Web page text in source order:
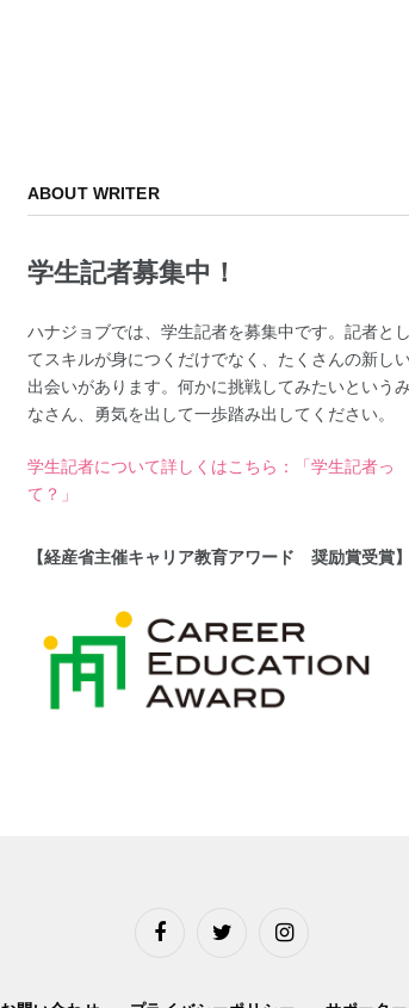
ABOUT WRITER
学生記者募集中！
ハナジョブでは、学生記者を募集中です。記者とし
てスキルが身につくだけでなく、たくさんの新し
出会いがあります。何かに挑戦してみたいというみ
なさん、勇気を出して一歩踏み出してください。
学生記者について詳しくはこちら：「学生記者っ
て？」
【経産省主催キャリア教育アワード 奨励賞受賞】
FacebookTwitter Instagram